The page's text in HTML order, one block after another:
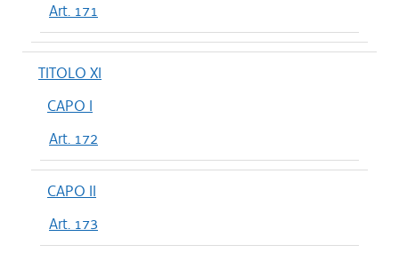
Art. 171
TITOLO XI
CAPO I
Art. 172
CAPO II
Art. 173